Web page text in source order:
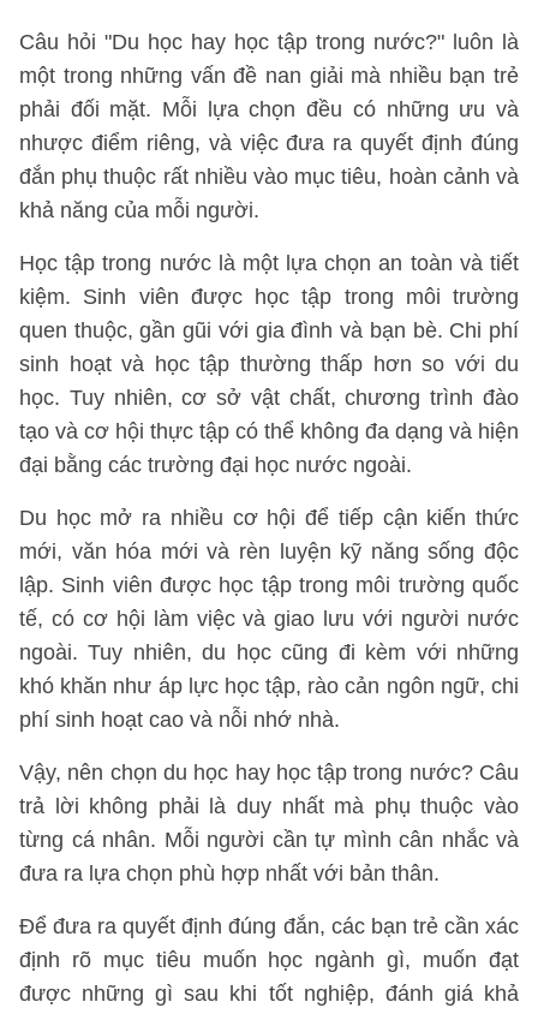
Câu hỏi "Du học hay học tập trong nước?" luôn là
một trong những vấn đề nan giải mà nhiều bạn trẻ
phải đối mặt. Mỗi lựa chọn đều có những ưu và
nhược điểm riêng, và việc đưa ra quyết định đúng
đắn phụ thuộc rất nhiều vào mục tiêu, hoàn cảnh và
khả năng của mỗi người.
Học tập trong nước là một lựa chọn an toàn và tiết
kiệm. Sinh viên được học tập trong môi trường
quen thuộc, gần gũi với gia đình và bạn bè. Chi phí
sinh hoạt và học tập thường thấp hơn so với du
học. Tuy nhiên, cơ sở vật chất, chương trình đào
tạo và cơ hội thực tập có thể không đa dạng và hiện
đại bằng các trường đại học nước ngoài.
Du học mở ra nhiều cơ hội để tiếp cận kiến thức
mới, văn hóa mới và rèn luyện kỹ năng sống độc
lập. Sinh viên được học tập trong môi trường quốc
tế, có cơ hội làm việc và giao lưu với người nước
ngoài. Tuy nhiên, du học cũng đi kèm với những
khó khăn như áp lực học tập, rào cản ngôn ngữ, chi
phí sinh hoạt cao và nỗi nhớ nhà.
Vậy, nên chọn du học hay học tập trong nước? Câu
trả lời không phải là duy nhất mà phụ thuộc vào
từng cá nhân. Mỗi người cần tự mình cân nhắc và
đưa ra lựa chọn phù hợp nhất với bản thân.
Để đưa ra quyết định đúng đắn, các bạn trẻ cần xác
định rõ mục tiêu muốn học ngành gì, muốn đạt
được những gì sau khi tốt nghiệp, đánh giá khả